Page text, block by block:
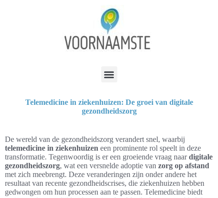
Telemedicine in ziekenhuizen: De groei van digitale
gezondheidszorg
De wereld van de gezondheidszorg verandert snel, waarbij
telemedicine in ziekenhuizen een prominente rol speelt in deze
transformatie. Tegenwoordig is er een groeiende vraag naardigitale
gezondheidszorg, wat een versnelde adoptie van zorg op afstand
met zich meebrengt. Deze veranderingen zijn onder andere het
resultaat van recente gezondheidscrises, die ziekenhuizen hebben
gedwongen om hun processen aan te passen. Telemedicine biedt